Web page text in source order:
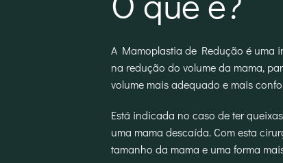
A Mamoplastia de Redução é uma
na redução do volume da mama,
volume mais adequado e mais
Está indicada no caso de ter
uma mama descaída. Com esta
tamanho da mama e uma forma